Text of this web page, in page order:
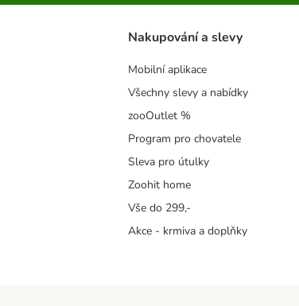
Nakupování a slevy
Mobilní aplikace
Všechny slevy a nabídky
zooOutlet %
Program pro chovatele
Sleva pro útulky
Zoohit home
Vše do 299,-
Akce - krmiva a doplňky